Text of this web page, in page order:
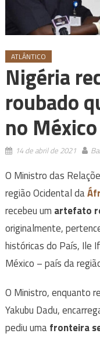
ATLÂNTICO
Nigéria
roubado
no México
14 de abril de 2021
O Ministro das
região Ocidental da
recebeu um artefato
originalmente,
históricas do País, Ile
México – país da
O Ministro, enquanto
Yakubu Dadu,
pediu umafronteira